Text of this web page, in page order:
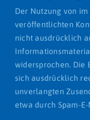
Der Nutzung von
veröffentlichten
nicht ausdrücklich
widersprochen. Die
sich ausdrücklich
unverlangten
etwa durch Spam-